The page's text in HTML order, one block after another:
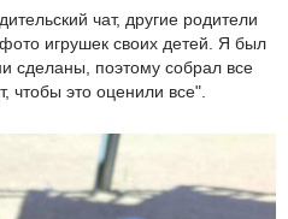
чат, другие родители
игрушек своих детей. Я был
сделаны, поэтому собрал все
чтобы это оценили все".